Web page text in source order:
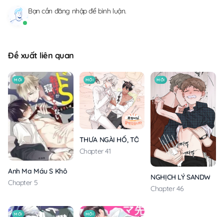
Bạn cần đăng nhậpđể bình luận.
Đề xuất liên quan
MỚI
Anh Ma Máu S Không Cho Tôi Ngủ Yên
Chapter 5
MỚI
THƯA NGÀI HỔ, TÔI ĐÃ ĂN RẤT NGON MIỆNG
Chapter 41
MỚI
NGHỊCH LÝ SANDWICH
Chapter 46
MỚI MỚI